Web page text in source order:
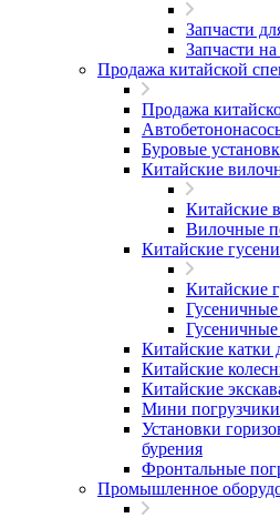
Запчасти
Запчасти
Продажа китайской
Продажа
Буровые
Китайские
Китайские
Вилочные
Китайские
Китайские
Китайские катки
Китайские
Китайские
Мини погрузчики
Установки
бурения
Фронтальные
Промышленное